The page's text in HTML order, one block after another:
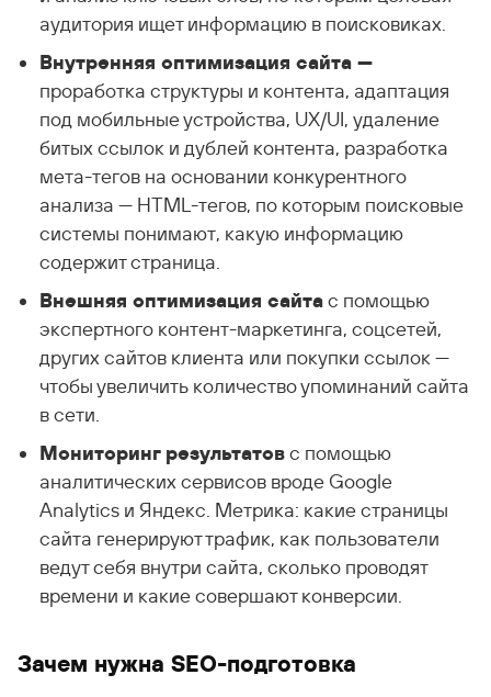
аудитория ищет информацию в поисковиках.
Внутренняя оптимизация сайта —
проработка структуры и контента, адаптация
под мобильные устройства, UX/UI, удаление
битых ссылок и дублей контента, разработка
мета-тегов на основании конкурентного
анализа — HTML-тегов, по которым поисковые
системы понимают, какую информацию
содержит страница.
Внешняя оптимизация сайтас помощью
экспертного контент-маркетинга, соцсетей,
других сайтов клиента или покупки ссылок —
чтобы увеличить количество упоминаний сайта
в сети.
Мониторинг результатовс помощью
аналитических сервисов вроде Google
Analytics и Яндекс. Метрика: какие страницы
сайта генерируют трафик, как пользователи
ведут себя внутри сайта, сколько проводят
времени и какие совершают конверсии.
Зачем нужна SEO-подготовка